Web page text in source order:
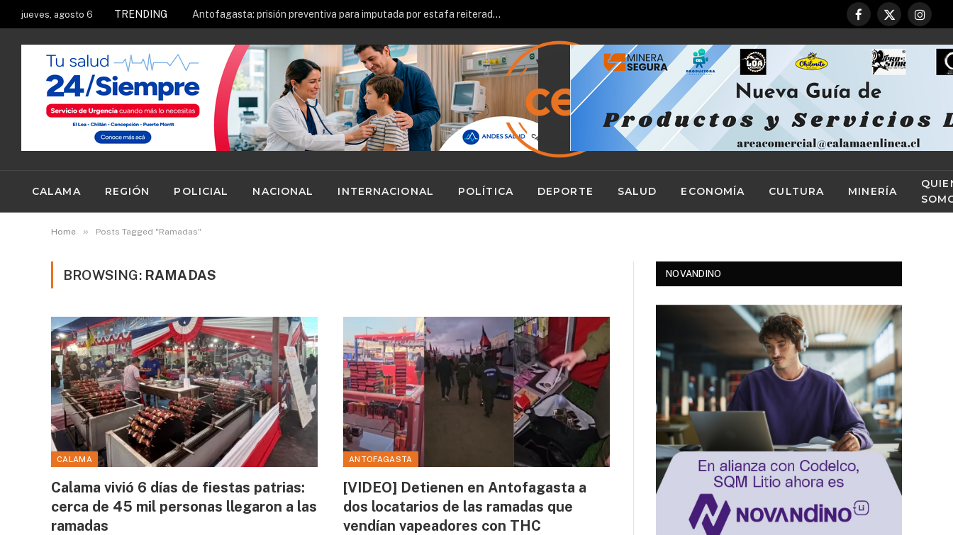
jueves, agosto 6 TRENDING Antofagasta: prisión preventiva para imputada por estafa reiterada de $23 millones
Facebook
X
CALAMA REGIÓN POLICIAL NACIONAL INTERNACIONAL POLÍTICA DEPORTE SALUD ECONOMÍA CULTURA MINERÍA
Home » Posts Tagged "Ramadas"
BROWSING: RAMADAS
CALAMA
Calama vivió 6 días de fiestas patrias:
cerca de 45 mil personas llegaron a las
ramadas
ANTOFAGASTA
[VIDEO] Detienen en Antofagasta a
dos locatarios de las ramadas que
vendían vapeadores con THC
NOVANDINO